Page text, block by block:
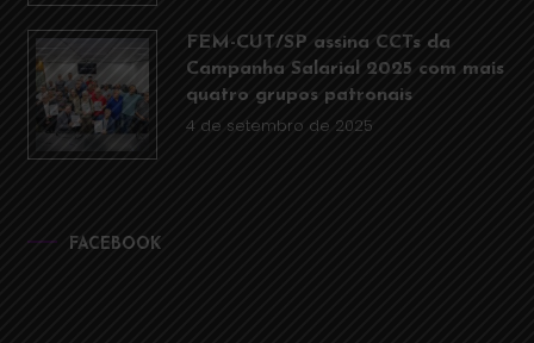
FEM-CUT/SP assina CCTs da
Campanha Salarial 2025 com mais
quatro grupos patronais
4 de setembro de 2025
FACEBOOK